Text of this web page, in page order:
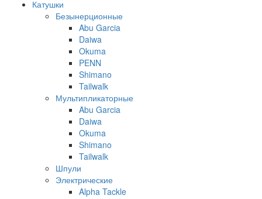
Катушки
Безынерционные
Abu Garcia
Daiwa
Okuma
PENN
Shimano
Tailwalk
Мультипликаторные
Abu Garcia
Daiwa
Okuma
Shimano
Tailwalk
Шпули
Электрические
Alpha Tackle